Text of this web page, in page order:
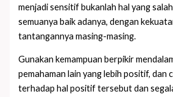
menjadi sensitif bukanlah hal yang
semuanya baik adanya, dengan
tantangannya masing-masing.
Gunakan kemampuan berpikir
pemahaman lain yang lebih positif, dan
terhadap hal positif tersebut dan